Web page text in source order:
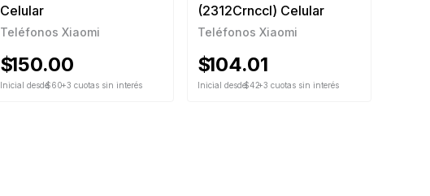
Celular
Teléfonos Xiaomi
$150.00
Inicial desde$60+3 cuotas sin interés
(2312Crnccl) Celular
Teléfonos Xiaomi
$104.01
Inicial desde$42+3 cuotas sin interés